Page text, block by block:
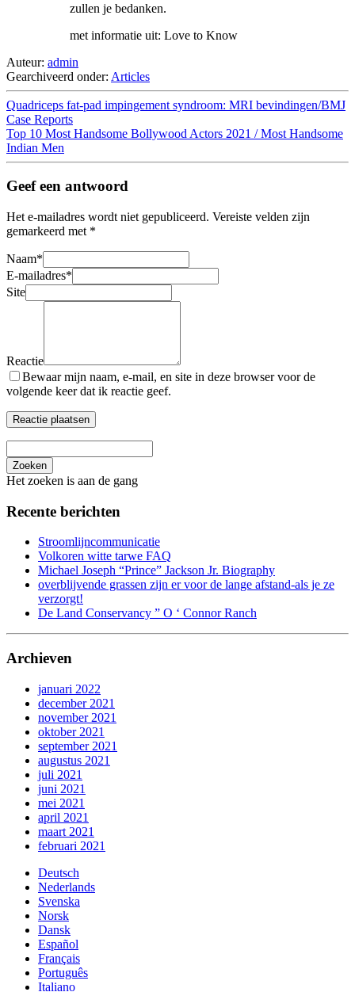
zullen je bedanken.
met informatie uit: Love to Know
Auteur: admin
Gearchiveerd onder: Articles
Quadriceps fat-pad impingement syndroom: MRI bevindingen/BMJ
Case Reports
Top 10 Most Handsome Bollywood Actors 2021 / Most Handsome
Indian Men
Geef een antwoord
Het e-mailadres wordt niet gepubliceerd. Vereiste velden zijn
gemarkeerd met *
Naam*
E-mailadres*
Site
Reactie
Bewaar mijn naam, e-mail, en site in deze browser voor de
volgende keer dat ik reactie geef.
Zoeken
Het zoeken is aan de gang
Recente berichten
Stroomlijncommunicatie
Volkoren witte tarwe FAQ
Michael Joseph “Prince” Jackson Jr. Biography
overblijvende grassen zijn er voor de lange afstand-als je ze
verzorgt!
De Land Conservancy ” O ‘ Connor Ranch
Archieven
januari 2022
december 2021
november 2021
oktober 2021
september 2021
augustus 2021
juli 2021
juni 2021
mei 2021
april 2021
maart 2021
februari 2021
Deutsch
Nederlands
Svenska
Norsk
Dansk
Español
Français
Português
Italiano